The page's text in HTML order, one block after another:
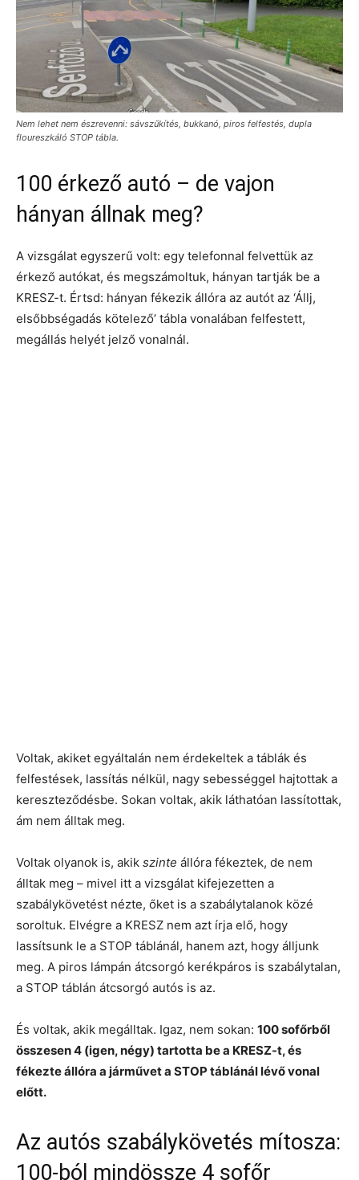
Nem lehet nem észrevenni: sávszűkítés, bukkanó, piros felfestés, dupla
floureszkáló STOP tábla.
100 érkező autó – de vajon
hányan állnak meg?
A vizsgálat egyszerű volt: egy telefonnal felvettük az
érkező autókat, és megszámoltuk, hányan tartják be a
KRESZ-t. Értsd: hányan fékezik állóra az autót az ‘Állj,
elsőbbségadás kötelező’ tábla vonalában felfestett,
megállás helyét jelző vonalnál.
Voltak, akiket egyáltalán nem érdekeltek a táblák és
felfestések, lassítás nélkül, nagy sebességgel hajtottak a
kereszteződésbe. Sokan voltak, akik láthatóan lassítottak,
ám nem álltak meg.
Voltak olyanok is, akik szinte állóra fékeztek, de nem
álltak meg – mivel itt a vizsgálat kifejezetten a
szabálykövetést nézte, őket is a szabálytalanok közé
soroltuk. Elvégre a KRESZ nem azt írja elő, hogy
lassítsunk le a STOP táblánál, hanem azt, hogy álljunk
meg. A piros lámpán átcsorgó kerékpáros is szabálytalan,
a STOP táblán átcsorgó autós is az.
És voltak, akik megálltak. Igaz, nem sokan: 100 sofőrből
összesen 4 (igen, négy) tartotta be a KRESZ-t, és
fékezte állóra a járművet a STOP táblánál lévő vonal
előtt.
Az autós szabálykövetés mítosza:
100-ból mindössze 4 sofőr